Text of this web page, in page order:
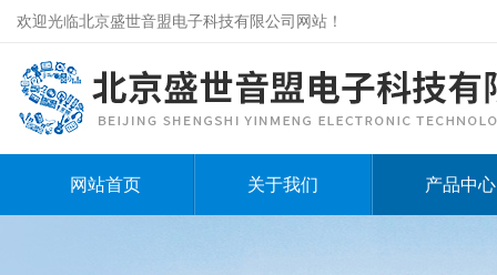
欢迎光临北京盛世音盟电子科技有限公司网站！
网站首页 关于我们 产品中心